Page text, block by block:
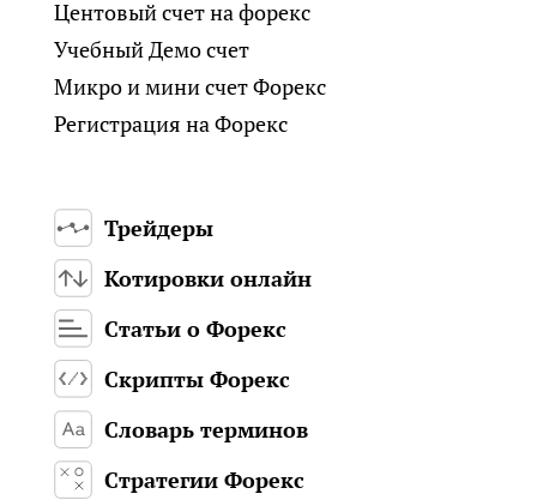
Центовый счет на форекс
Учебный Демо счет
Микро и мини счет Форекс
Регистрация на Форекс
Трейдеры
Котировки онлайн
Статьи о Форекс
Скрипты Форекс
Словарь терминов
Стратегии Форекс